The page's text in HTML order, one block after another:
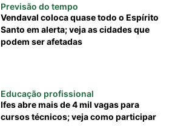
Previsão do tempo
Vendaval coloca quase todo o Espírito
Santo em alerta; veja as cidades que
podem ser afetadas
Educação profissional
Ifes abre mais de 4 mil vagas para
cursos técnicos; veja como participar